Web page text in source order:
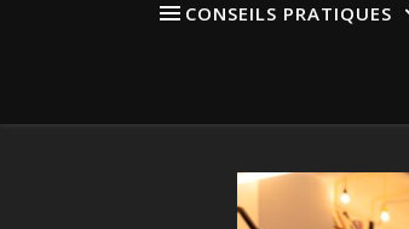
CONSEILS PRATIQUES